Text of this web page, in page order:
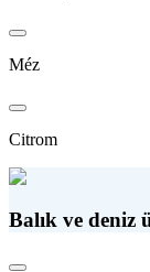
Méz
Citrom
Balık ve deniz